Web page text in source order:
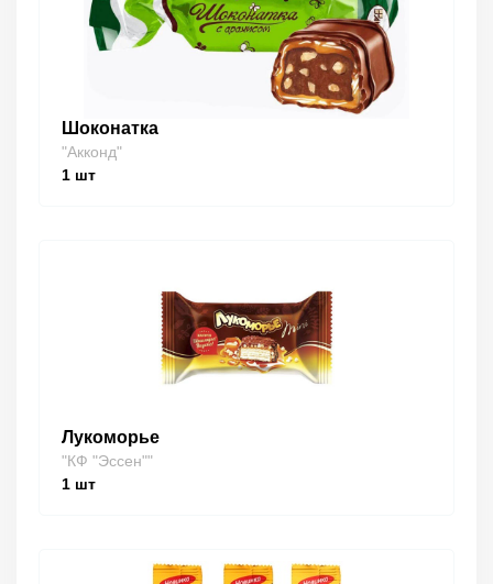
Шоконатка
"Акконд"
1 шт
Лукоморье
"КФ "Эссен""
1 шт